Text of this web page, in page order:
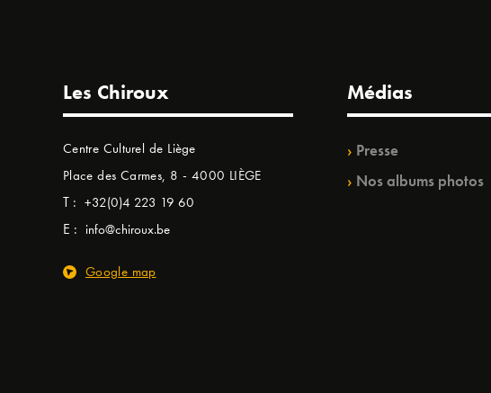
Les Chiroux
Centre Culturel de Liège
Place des Carmes, 8 - 4000 LIÈGE
T : +32(0)4 223 19 60
E : info@chiroux.be
Google map
Médias
Presse
Nos albums photos